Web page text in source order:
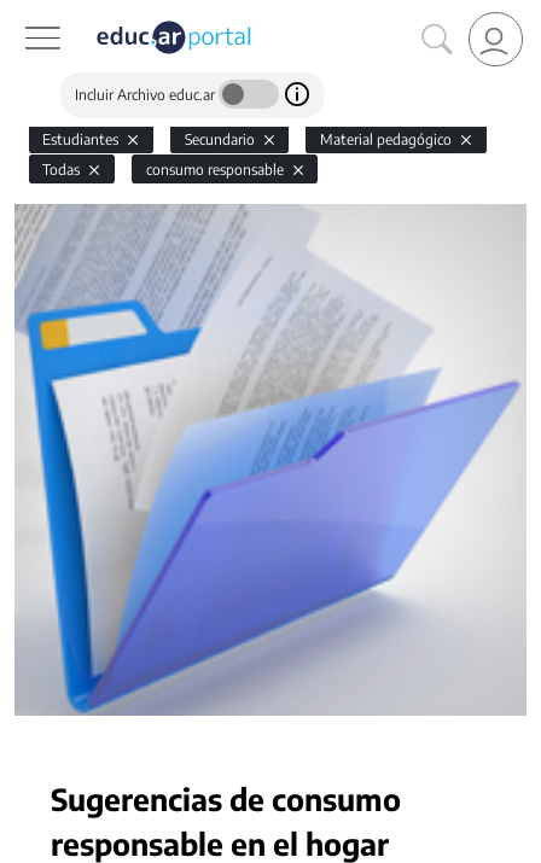
Incluir Archivo educ.ar
Estudiantes Secundario
Material pedagógico
Todas
consumo responsable
Sugerencias de consumo
responsable en el hogar